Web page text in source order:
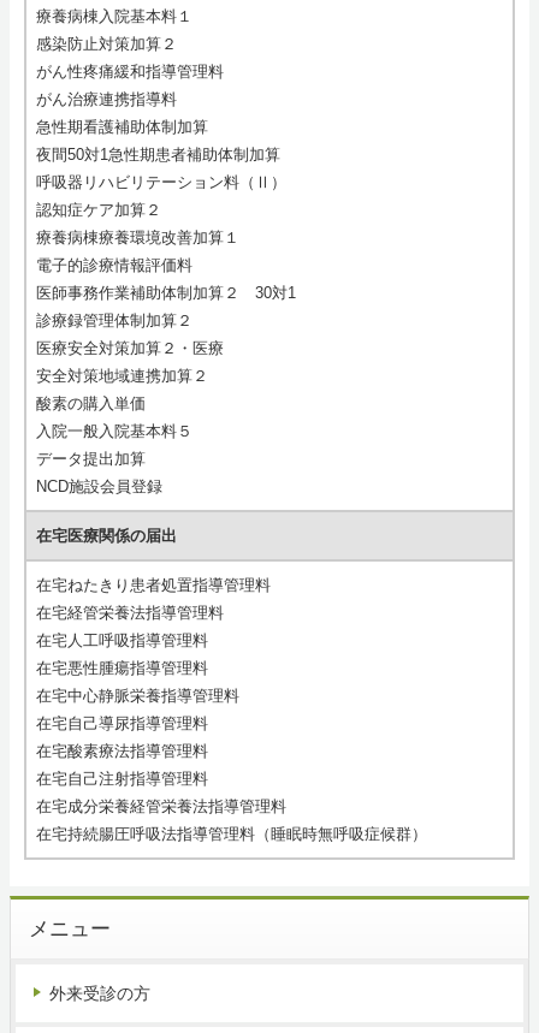
療養病棟入院基本料１
感染防止対策加算２
がん性疼痛緩和指導管理料
がん治療連携指導料
急性期看護補助体制加算
夜間50対1急性期患者補助体制加算
呼吸器リハビリテーション料（Ⅱ）
認知症ケア加算２
療養病棟療養環境改善加算１
電子的診療情報評価料
医師事務作業補助体制加算２ 30対1
診療録管理体制加算２
医療安全対策加算２・医療
安全対策地域連携加算２
酸素の購入単価
入院一般入院基本料５
データ提出加算
NCD施設会員登録
在宅医療関係の届出
在宅ねたきり患者処置指導管理料
在宅経管栄養法指導管理料
在宅人工呼吸指導管理料
在宅悪性腫瘍指導管理料
在宅中心静脈栄養指導管理料
在宅自己導尿指導管理料
在宅酸素療法指導管理料
在宅自己注射指導管理料
在宅成分栄養経管栄養法指導管理料
在宅持続腸圧呼吸法指導管理料（睡眠時無呼吸症候群）
メニュー
外来受診の方